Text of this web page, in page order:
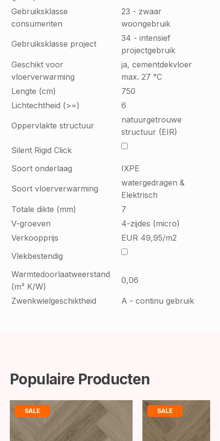
Gebruiksklasse
consumenten
23 - zwaar
woongebruik
Gebruiksklasse project
34 - intensief
projectgebruik
Geschikt voor
vloerverwarming
ja, cementdekvloer
max. 27 °C
Lengte (cm)
750
Lichtechtheid (>=)
6
Oppervlakte structuur
natuurgetrouwe
structuur (EIR)
Silent Rigid Click
Soort onderlaag
IXPE
Soort vloerverwarming
watergedragen &
Elektrisch
Totale dikte (mm)
7
V-groeven
4-zijdes (micro)
Verkoopprijs
EUR 49,95/m2
Vlekbestendig
Warmtedoorlaatweerstand
(m² K/W)
0,06
Zwenkwielgeschiktheid A - continu gebruik
Populaire Producten
SALE SALE